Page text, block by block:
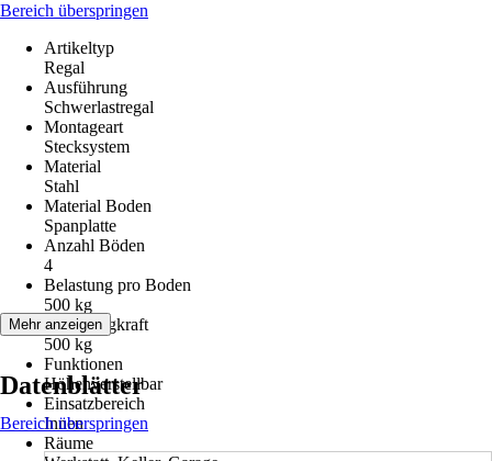
Bereich überspringen
Artikeltyp
Regal
Ausführung
Schwerlastregal
Montageart
Stecksystem
Material
Stahl
Material Boden
Spanplatte
Anzahl Böden
4
Belastung pro Boden
500 kg
Max. Tragkraft
500 kg
Funktionen
Höhenverstellbar
Einsatzbereich
Innen
Räume
Mehr anzeigen
Datenblätter
Bereich überspringen